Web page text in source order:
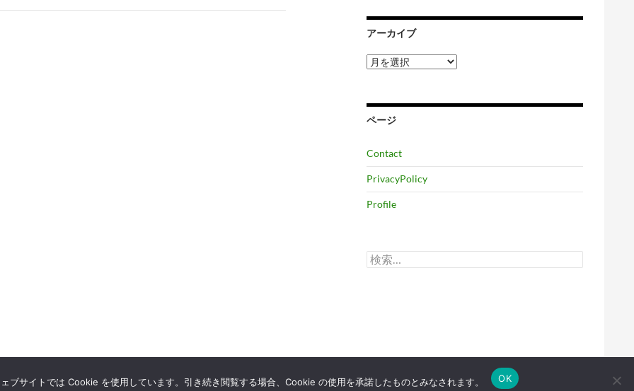
アーカイブ
ア
ー
ブ
ページ
Contact
PrivacyPolicy
Profile
検
索:
ブサイトでは Cookie を使用しています。引き続き閲覧する場合、Cookie の使用を承諾したものとみなされます。 OK